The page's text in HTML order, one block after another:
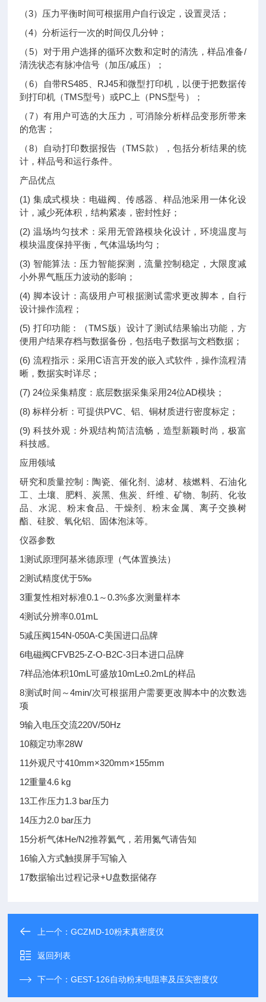
（3）压力平衡时间可根据用户自行设定，设置灵活；
（4）分析运行一次的时间仅几分钟；
（5）对于用户选择的循环次数和定时的清洗，样品准备/
清洗状态有脉冲信号（加压/减压）；
（6）自带RS485、RJ45和微型打印机，以便于把数据传
到打印机（TMS型号）或PC上（PNS型号）；
（7）有用户可选的大压力，可消除分析样品变形所带来
的危害；
（8）自动打印数据报告（TMS款），包括分析结果的统
计，样品号和运行条件。
产品优点
(1) 集成式模块：电磁阀、传感器、样品池采用一体化设
计，减少死体积，结构紧凑，密封性好；
(2) 温场均匀技术：采用无管路模块化设计，环境温度与
模块温度保持平衡，气体温场均匀；
(3) 智能算法：压力智能探测，流量控制稳定，大限度减
小外界气瓶压力波动的影响；
(4) 脚本设计：高级用户可根据测试需求更改脚本，自行
设计操作流程；
(5) 打印功能：（TMS版）设计了测试结果输出功能，方
便用户结果存档与数据备份，包括电子数据与文档数据；
(6) 流程指示：采用C语言开发的嵌入式软件，操作流程清
晰，数据实时详尽；
(7) 24位采集精度：底层数据采集采用24位AD模块；
(8) 标样分析：可提供PVC、铝、铜材质进行密度标定；
(9) 科技外观：外观结构简洁流畅，造型新颖时尚，极富
科技感。
应用领域
研究和质量控制：陶瓷、催化剂、滤材、核燃料、石油化
工、土壤、肥料、炭黑、焦炭、纤维、矿物、制药、化妆
品、水泥、粉末食品、干燥剂、粉末金属、离子交换树
酯、硅胶、氧化铝、固体泡沫等。
仪器参数
1测试原理阿基米德原理（气体置换法）
2测试精度优于5‰
3重复性相对标准0.1～0.3%多次测量样本
4测试分辨率0.01mL
5减压阀154N-050A-C美国进口品牌
6电磁阀CFVB25-Z-O-B2C-3日本进口品牌
7样品池体积10mL可盛放10mL±0.2mL的样品
8测试时间 ～4min/次可根据用户需要更改脚本中的次数选
项
9输入电压交流220V/50Hz
10额定功率28W
11外观尺寸410mm×320mm×155mm
12重量4.6 kg
13工作压力1.3 bar压力
14压力2.0 bar压力
15分析气体He/N2推荐氦气，若用氮气请告知
16输入方式触摸屏手写输入
17数据输出过程记录+U盘数据储存
上一个：GCZMD-10粉末真密度仪
返回列表
下一个：GEST-126自动粉末电阻率及压实密度仪